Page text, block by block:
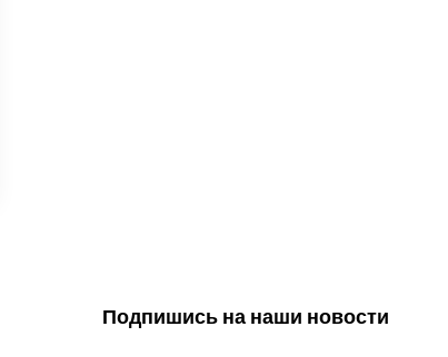
Подпишись на наши новости